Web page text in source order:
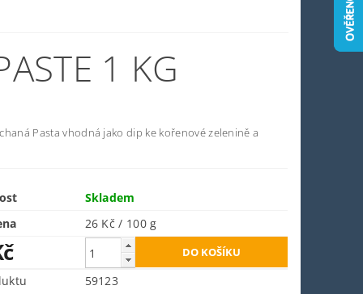
SPORTOVCE
1 KG
Pasta vhodná jako dip ke kořenové zelenině a
Skladem
26 Kč / 100 g
59123